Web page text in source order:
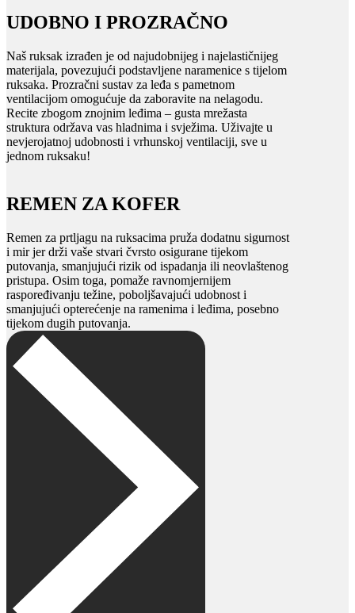
UDOBNO I PROZRAČNO
Naš ruksak izrađen je od najudobnijeg i najelastičnijeg
materijala, povezujući podstavljene naramenice s tijelom
ruksaka. Prozračni sustav za leđa s pametnom
ventilacijom omogućuje da zaboravite na nelagodu.
Recite zbogom znojnim leđima – gusta mrežasta
struktura održava vas hladnima i svježima. Uživajte u
nevjerojatnoj udobnosti i vrhunskoj ventilaciji, sve u
jednom ruksaku!
REMEN ZA KOFER
Remen za prtljagu na ruksacima pruža dodatnu sigurnost
i mir jer drži vaše stvari čvrsto osigurane tijekom
putovanja, smanjujući rizik od ispadanja ili neovlaštenog
pristupa. Osim toga, pomaže ravnomjernijem
raspoređivanju težine, poboljšavajući udobnost i
smanjujući opterećenje na ramenima i leđima, posebno
tijekom dugih putovanja.